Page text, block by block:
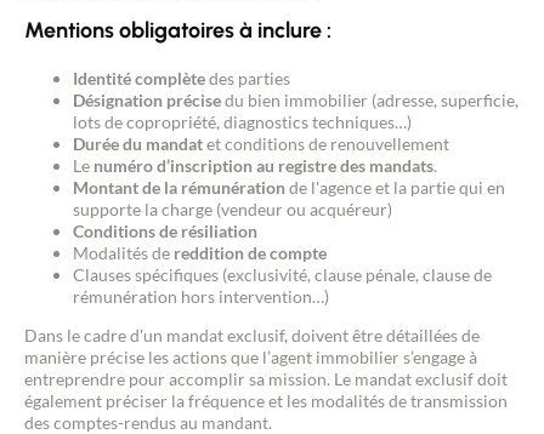
Mentions obligatoires à inclure :
Identité complètedes parties
Désignation précisedu bien immobilier (adresse, superficie,
lots de copropriété, diagnostics techniques…)
Durée du mandatet conditions de renouvellement
Le numéro d’inscription au registre des mandats.
Montant de la rémunération de l'agence et la partie qui en
supporte la charge (vendeur ou acquéreur)
Conditions de résiliation
Modalités de reddition de compte
Clauses spécifiques (exclusivité, clause pénale, clause de
rémunération hors intervention…)
Dans le cadre d'un mandat exclusif, doivent être détaillées de
manière précise les actions que l’agent immobilier s’engage à
entreprendre pour accomplir sa mission. Le mandat exclusif doit
également préciser la fréquence et les modalités de transmission
des comptes-rendus au mandant.